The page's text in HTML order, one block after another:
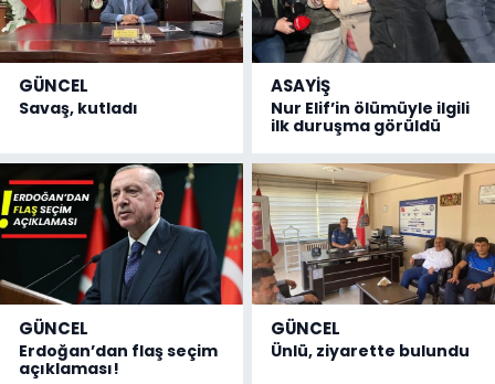
GÜNCEL
Savaş, kutladı
ASAYİŞ
Nur Elif’in ölümüyle ilgili
ilk duruşma görüldü
GÜNCEL
Erdoğan’dan flaş seçim
açıklaması!
GÜNCEL
Ünlü, ziyarette bulundu